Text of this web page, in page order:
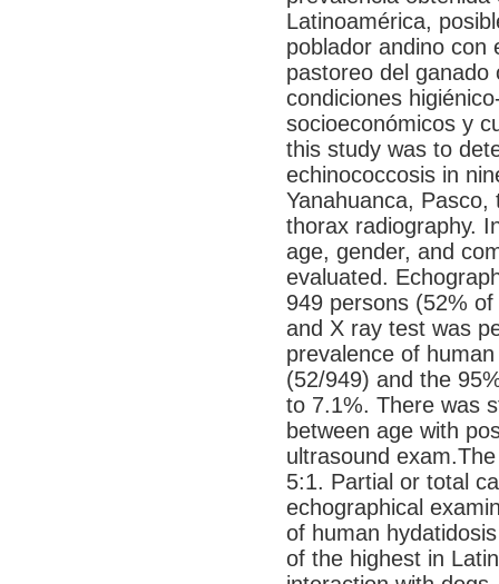
Latinoamérica,
poblador andino con
pastoreo del ganado
condiciones
socioeconómicos y
this study was to
echinococcosis in
Yanahuanca,
thorax radiography.
age, gender, and
evaluated.
949 persons (52%
and X ray test was
prevalence of
(52/949) and the
to 7.1%. There was
between age with
ultrasound
5:1. Partial or total
echographical
of human
of the highest in